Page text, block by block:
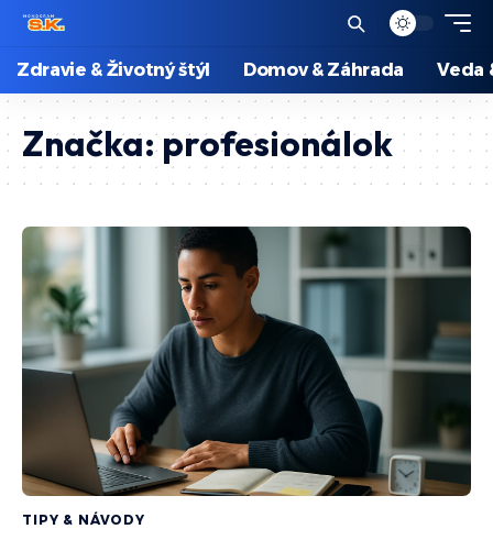
Zdravie & Životný štýl Domov & Záhrada Veda
Značka:profesionálok
TIPY & NÁVODY